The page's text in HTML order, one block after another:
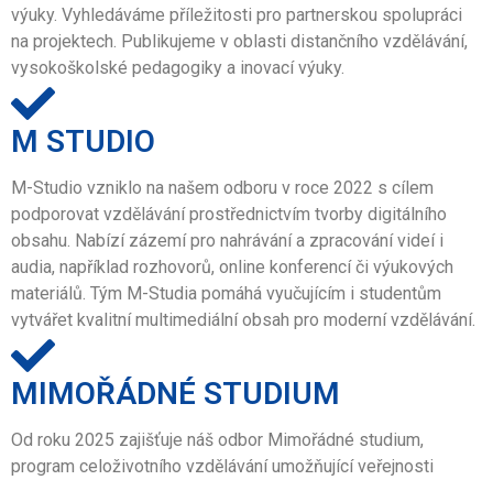
výuky. Vyhledáváme příležitosti pro partnerskou spolupráci
na projektech. Publikujeme v oblasti distančního vzdělávání,
vysokoškolské pedagogiky a inovací výuky.
M STUDIO
M-Studio vzniklo na našem odboru v roce 2022 s cílem
podporovat vzdělávání prostřednictvím tvorby digitálního
obsahu. Nabízí zázemí pro nahrávání a zpracování videí i
audia, například rozhovorů, online konferencí či výukových
materiálů. Tým M-Studia pomáhá vyučujícím i studentům
vytvářet kvalitní multimediální obsah pro moderní vzdělávání.
MIMOŘÁDNÉ STUDIUM
Od roku 2025 zajišťuje náš odbor Mimořádné studium,
program celoživotního vzdělávání umožňující veřejnosti